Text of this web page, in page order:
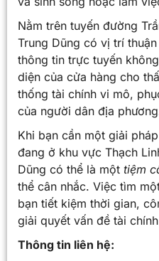
Nằm trên tuyến đường
Trung Dũng có vị trí
thông tin trực tuyến
diện của cửa hàng cho
thống tài chính vi mô,
của người dân địa
Khi bạn cần một giải
đang ở khu vực Thạch
Dũng có thể là một tiệm
thể cân nhắc. Việc tìm
bạn tiết kiệm thời gian,
giải quyết vấn đề tài
Thông tin liên hệ: